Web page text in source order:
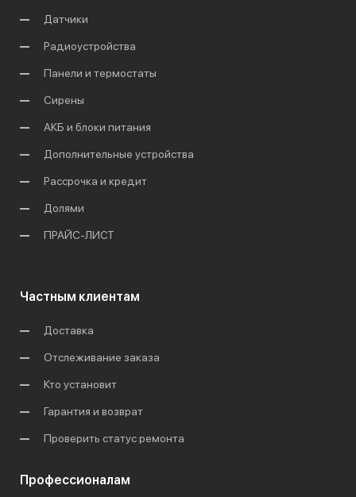
Датчики
Радиоустройства
Панели и термостаты
Сирены
АКБ и блоки питания
Дополнительные устройства
Рассрочка и кредит
Долями
ПРАЙС-ЛИСТ
Частным клиентам
Доставка
Отслеживание заказа
Кто установит
Гарантия и возврат
Проверить статус ремонта
Профессионалам